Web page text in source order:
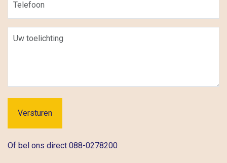
Of bel ons direct 088-0278200